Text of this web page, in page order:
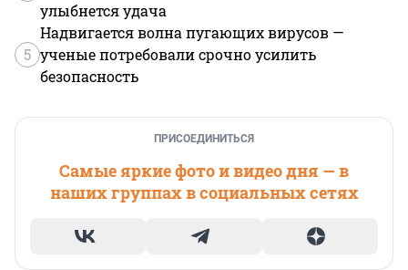
улыбнется удача
5
Надвигается волна пугающих вирусов —
ученые потребовали срочно усилить
безопасность
ПРИСОЕДИНИТЬСЯ
Самые яркие фото и видео дня — в
наших группах в социальных сетях